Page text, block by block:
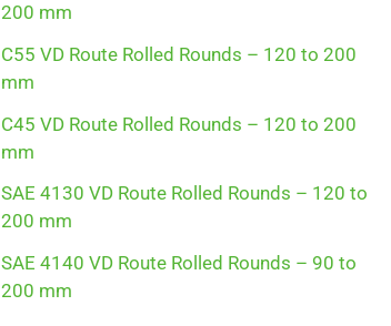
r200 mm
C55 VD Route Rolled Rounds – 120 to 200
mm
C45 VD Route Rolled Rounds – 120 to 200
mm
SAE 4130 VD Route Rolled Rounds – 120 to
200 mm
SAE 4140 VD Route Rolled Rounds – 90 to
200 mm